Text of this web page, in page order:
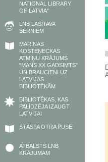
NATIONAL LIBRARY
OF LATVIA"
LNB LASĪTAVA
BĒRNIEM
MARINAS
KOSTEŅECKAS
ATMIŅU KRĀJUMS
"MANS XX GADSIMTS"
UN BRAUCIENI UZ
LATVIJAS
BIBLIOTĒKĀM
BIBLIOTĒKAS, KAS
PALĪDZĒJA IZAUGT
LATVIJAI
STĀSTA OTRA PUSE
ATBALSTS LNB
KRĀJUMAM